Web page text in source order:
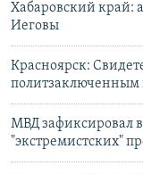
Хабаровский край:
Иеговы
Красноярск:
политзаключенным
МВД зафиксировал в
"экстремистских"